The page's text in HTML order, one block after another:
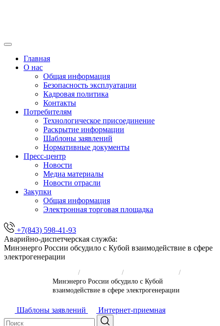
Главная
О нас
Общая информация
Безопасность эксплуатации
Кадровая политика
Контакты
Потребителям
Технологическое присоединение
Раскрытие информации
Шаблоны заявлений
Нормативные документы
Пресс-центр
Новости
Медиа материалы
Новости отрасли
Закупки
Общая информация
Электронная торговая площадка
+7(843) 598-41-93
Аварийно-диспетчерская служба:
Минэнерго России обсудило с Кубой взаимодействие в сфере
электрогенерации
/ /
/
Минэнерго России обсудило с Кубой
взаимодействие в сфере электрогенерации
Шаблоны заявлений Интернет-приемная